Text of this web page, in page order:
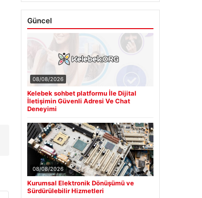
Güncel
08/08/2026
Kelebek sohbet platformu İle Dijital
İletişimin Güvenli Adresi Ve Chat
Deneyimi
08/08/2026
Kurumsal Elektronik Dönüşümü ve
Sürdürülebilir Hizmetleri